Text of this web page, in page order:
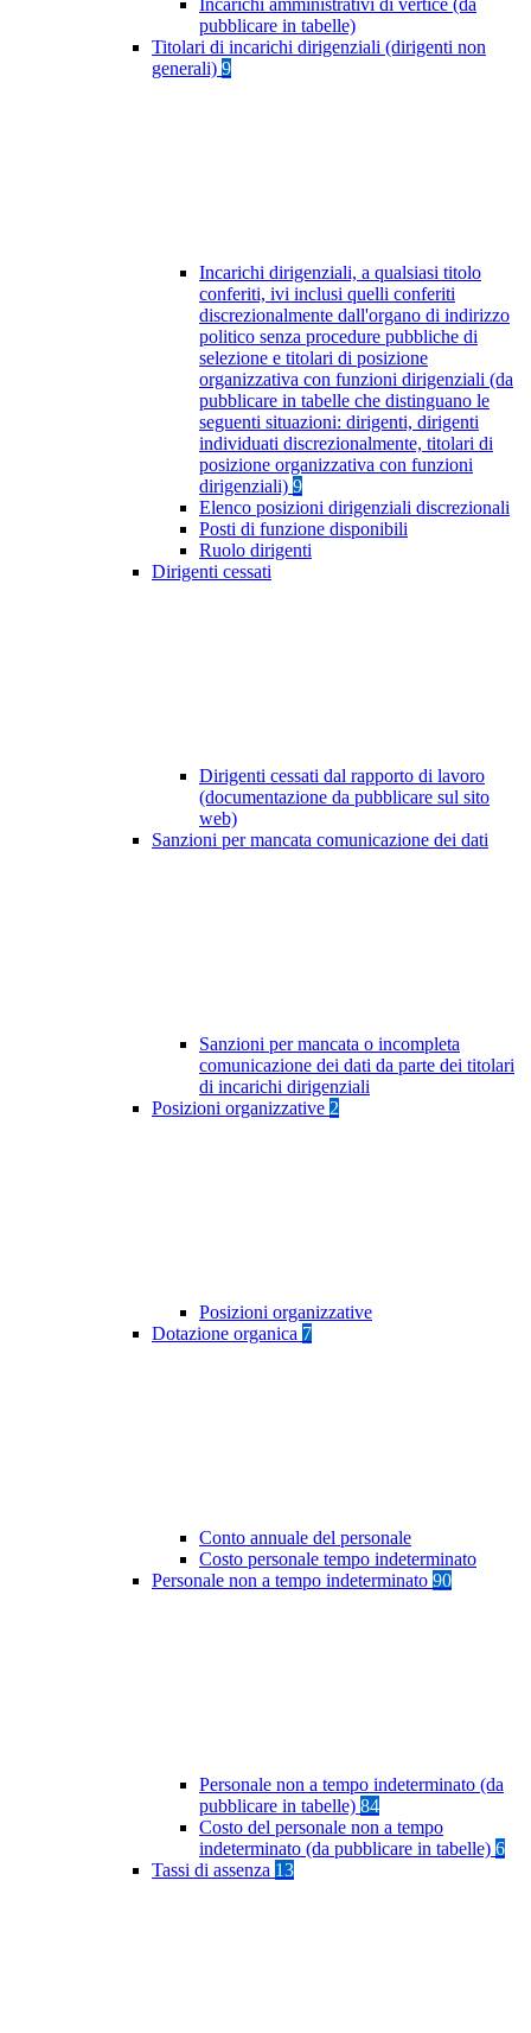
Incarichi amministrativi di vertice (da
pubblicare in tabelle)
Titolari di incarichi dirigenziali (dirigenti non
generali) 9
Incarichi dirigenziali, a qualsiasi titolo
conferiti, ivi inclusi quelli conferiti
discrezionalmente dall'organo di indirizzo
politico senza procedure pubbliche di
selezione e titolari di posizione
organizzativa con funzioni dirigenziali (da
pubblicare in tabelle che distinguano le
seguenti situazioni: dirigenti, dirigenti
individuati discrezionalmente, titolari di
posizione organizzativa con funzioni
dirigenziali) 9
Elenco posizioni dirigenziali discrezionali
Posti di funzione disponibili
Ruolo dirigenti
Dirigenti cessati
Dirigenti cessati dal rapporto di lavoro
(documentazione da pubblicare sul sito
web)
Sanzioni per mancata comunicazione dei dati
Sanzioni per mancata o incompleta
comunicazione dei dati da parte dei titolari
di incarichi dirigenziali
Posizioni organizzative 2
Posizioni organizzative
Dotazione organica 7
Conto annuale del personale
Costo personale tempo indeterminato
Personale non a tempo indeterminato 90
Personale non a tempo indeterminato (da
pubblicare in tabelle) 84
Costo del personale non a tempo
indeterminato (da pubblicare in tabelle) 6
Tassi di assenza 13